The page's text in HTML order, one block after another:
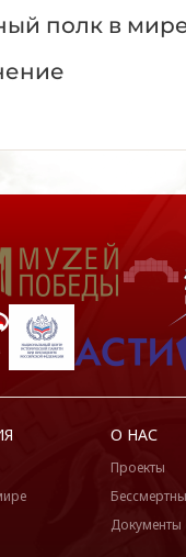
полк в
О НАС
Проекты
Документы